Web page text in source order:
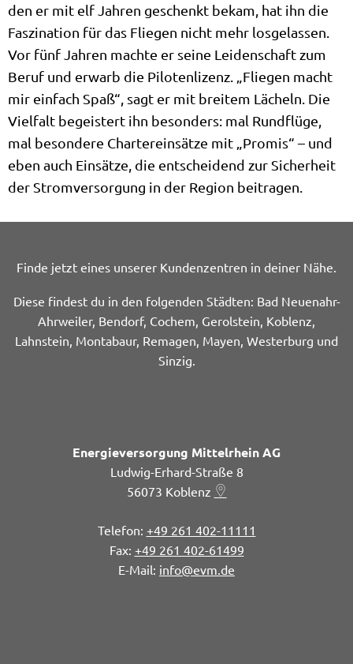
den er mit elf Jahren geschenkt bekam, hat ihn die
Faszination für das Fliegen nicht mehr losgelassen.
Vor fünf Jahren machte er seine Leidenschaft zum
Beruf und erwarb die Pilotenlizenz. „Fliegen macht
mir einfach Spaß“, sagt er mit breitem Lächeln. Die
Vielfalt begeistert ihn besonders: mal Rundflüge,
mal besondere Chartereinsätze mit „Promis“ – und
eben auch Einsätze, die entscheidend zur Sicherheit
der Stromversorgung in der Region beitragen.
Finde jetzt eines unserer Kundenzentren in deiner Nähe.
Diese findest du in den folgenden Städten: Bad Neuenahr-
Ahrweiler, Bendorf, Cochem, Gerolstein, Koblenz,
Lahnstein, Montabaur, Remagen, Mayen, Westerburg und
Sinzig.
Energieversorgung Mittelrhein AG
Ludwig-Erhard-Straße 8
56073 Koblenz
+49 261 402-11111
+49 261 402-61499
info@evm.de